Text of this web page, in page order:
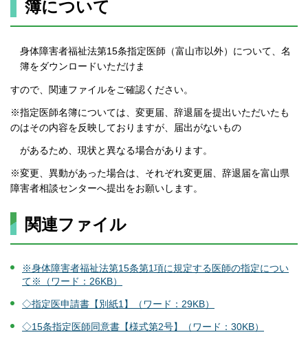
簿について
身体障害者福祉法第15条指定医師（富山市以外）について、名
簿をダウンロードいただけま
すので、関連ファイルをご確認ください。
※指定医師名簿については、変更届、辞退届を提出いただいたも
のはその内容を反映しておりますが、届出がないもの
があるため、現状と異なる場合があります。
※変更、異動があった場合は、それぞれ変更届、辞退届を富山県
障害者相談センターへ提出をお願いします。
関連ファイル
※身体障害者福祉法第15条第1項に規定する医師の指定につい
て※（ワード：26KB）
◇指定医申請書【別紙1】（ワード：29KB）
◇15条指定医師同意書【様式第2号】（ワード：30KB）